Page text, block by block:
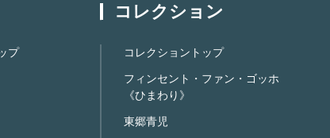
プ
コレクション
コレクショントップ
フィンセント・ファン・ゴッホ
《ひまわり》
東郷青児